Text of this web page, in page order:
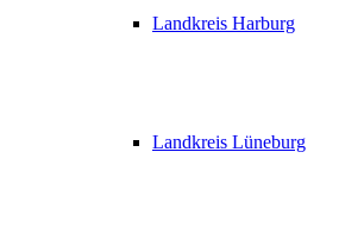
Landkreis Harburg
Landkreis Lüneburg